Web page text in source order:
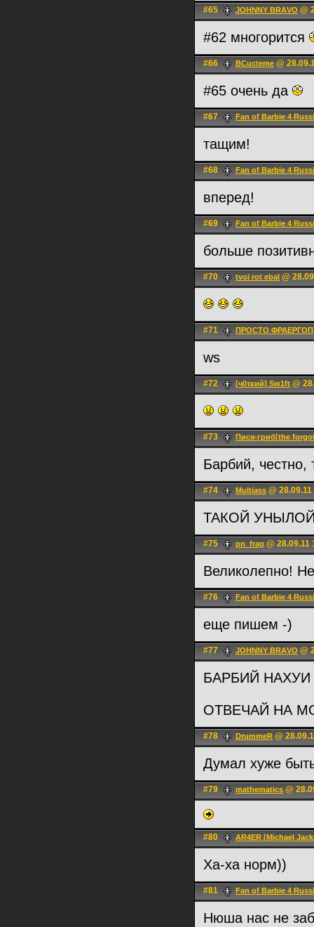
#65 JOHNNY BRАVO @
#62 многорится
#66 BCucteme @
#65 очень да
#67 Fan of Barbie 4
тащим!
#68 Fan of Barbie 4
вперед!
#69 Fan of Barbie 4
больше
#70 tvoi rot ebal @
#71 ПРОСТО ФРАЕРГОП
ws
#72 [ч0ткий] Sw1ft @
#73 Пися-гриб[the
Барбий, честно,
#74 Multiass @
ТАКОЙ
#75 pn_frag @ 28.09.11
Великолепно!
#76 Fan of Barbie 4
еще пишем -)
#77 JOHNNY BRАVO @
БАРБИЙ
ОТВЕЧАЙ НА
#78 DrummeR @
Думал хуже
#79 mathematics @
#80 AR4ER [Michael
Ха-ха норм))
#81 Fan of Barbie 4
Нюша нас не